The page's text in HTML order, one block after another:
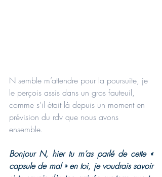
N semble m’attendre pour la poursuite, je
le perçois assis dans un gros fauteuil,
comme s’il était là depuis un moment en
prévision du rdv que nous avons
ensemble.
Bonjour N, hier tu m’as parlé de cette «
capsule de mal » en toi, je voudrais savoir